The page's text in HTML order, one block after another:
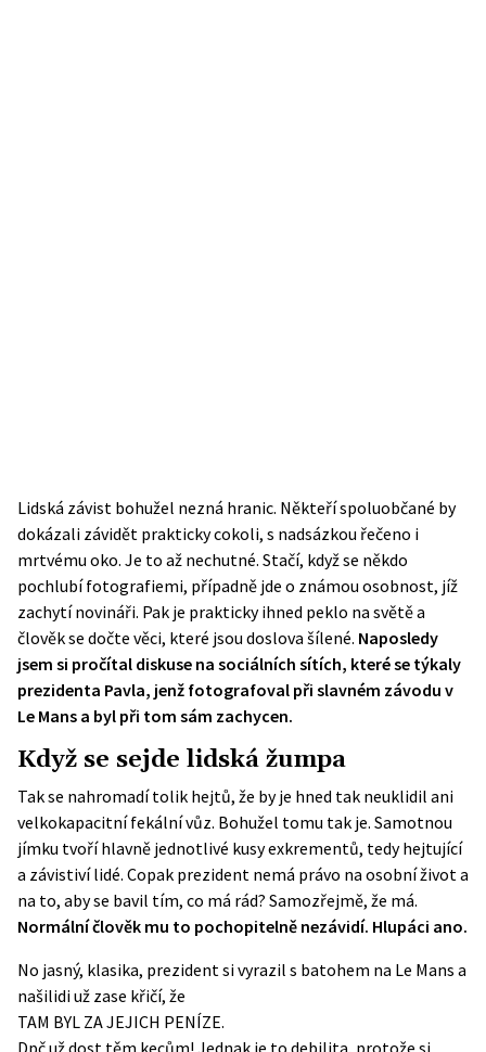
Lidská závist bohužel nezná hranic. Někteří spoluobčané by
dokázali závidět prakticky cokoli, s nadsázkou řečeno i
mrtvému oko. Je to až nechutné. Stačí, když se někdo
pochlubí fotografiemi, případně jde o známou osobnost, jíž
zachytí novináři. Pak je prakticky ihned peklo na světě a
člověk se dočte věci, které jsou doslova šílené. Naposledy
jsem si pročítal diskuse na sociálních sítích, které se týkaly
prezidenta Pavla, jenž fotografoval při slavném závodu v
Le Mans a byl při tom sám zachycen.
Když se sejde lidská žumpa
Tak se nahromadí tolik hejtů, že by je hned tak neuklidil ani
velkokapacitní fekální vůz. Bohužel tomu tak je. Samotnou
jímku tvoří hlavně jednotlivé kusy exkrementů, tedy hejtující
a závistiví lidé. Copak prezident nemá právo na osobní život a
na to, aby se bavil tím, co má rád? Samozřejmě, že má.
Normální člověk mu to pochopitelně nezávidí. Hlupáci ano.
No jasný, klasika, prezident si vyrazil s batohem na Le Mans a
našilidi už zase křičí, že
TAM BYL ZA JEJICH PENÍZE.
Dpč už dost těm kecům! Jednak je to debilita, protože si